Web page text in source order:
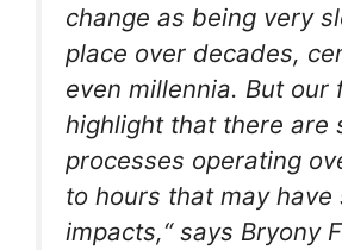
change as being very
place over decades,
even millennia. But our
highlight that there are
processes operating
to hours that may have
impacts,“ says Bryony